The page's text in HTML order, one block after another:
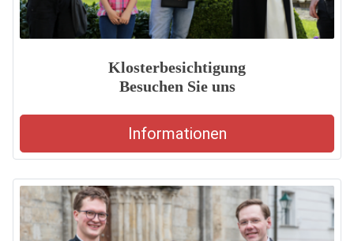
Klosterbesichtigung
Besuchen Sie uns
Informationen